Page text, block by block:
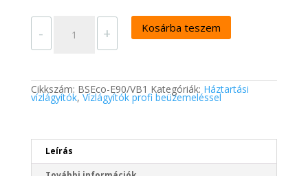
- BlueSoft
mennyiség
+ Kosárba teszem
Cikkszám: BSEco-E90/VB1 Kategóriák: Háztartási
vízlágyítók,Vízlágyítók profi beüzemeléssel
Leírás